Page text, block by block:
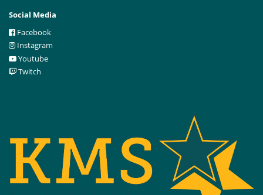
Social Media
Facebook
Instagram
Youtube
Twitch